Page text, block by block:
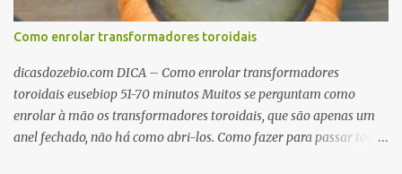
Como enrolar transformadores toroidais
dicasdozebio.com DICA – Como enrolar transformadores
toroidais eusebiop 51-70 minutos Muitos se perguntam como
enrolar à mão os transformadores toroidais, que são apenas um
anel fechado, não há como abri-los. Como fazer para passar toda